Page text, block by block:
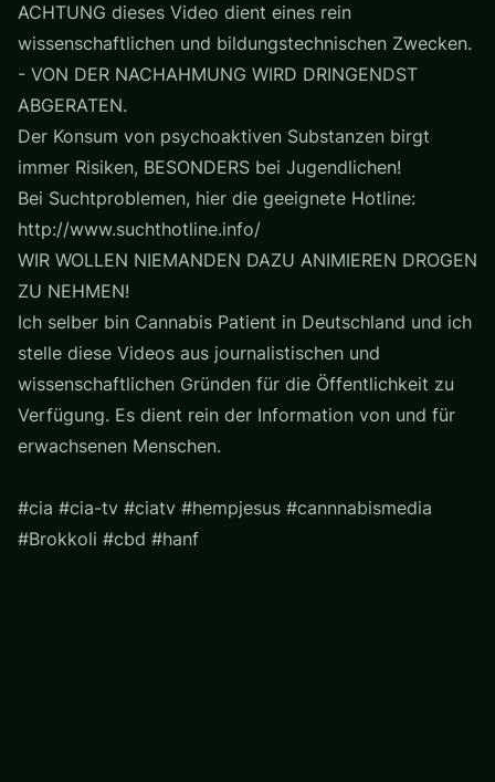
ACHTUNG dieses Video dient eines rein
wissenschaftlichen und bildungstechnischen Zwecken.
- VON DER NACHAHMUNG WIRD DRINGENDST
ABGERATEN.
Der Konsum von psychoaktiven Substanzen birgt
immer Risiken, BESONDERS bei Jugendlichen!
Bei Suchtproblemen, hier die geeignete Hotline:
http://www.suchthotline.info/
WIR WOLLEN NIEMANDEN DAZU ANIMIEREN DROGEN
ZU NEHMEN!
Ich selber bin Cannabis Patient in Deutschland und ich
stelle diese Videos aus journalistischen und
wissenschaftlichen Gründen für die Öffentlichkeit zu
Verfügung. Es dient rein der Information von und für
erwachsenen Menschen.
#cia #cia-tv #ciatv #hempjesus #cannnabismedia
#Brokkoli #cbd #hanf